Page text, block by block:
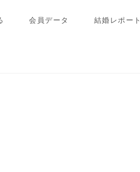
会員データ 結婚レポート